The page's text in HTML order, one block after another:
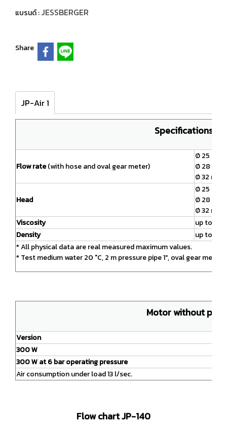
แบรนด์ :JESSBERGER
Share
JP-Air 1
Specifications
Flow rate(with hose and oval gear meter)
Ø 25 mm
Ø 28
Ø 32 mm
Head
Ø 25 mm
Ø 28 mm
Ø 32 mm
Viscosity
up to
Density
up to 1,3*
* All physical data are real measured maximum values.
* Test medium water 20 °C, 2 m pressure pipe 1″, oval gear meter
Motor without
Version
300 W
300 W at 6 bar operating pressure
Air consumption under load 13 l/sec.
Flow chart JP-140